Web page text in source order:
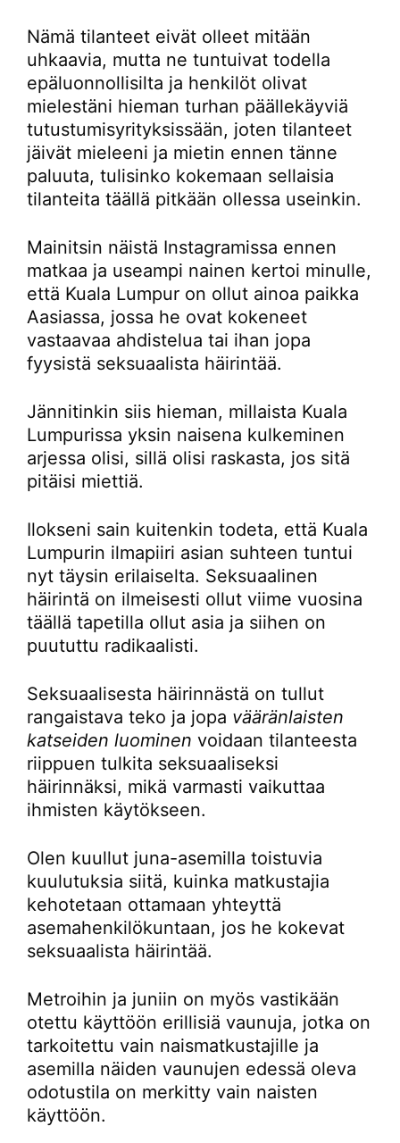
Nämä tilanteet eivät olleet mitään
uhkaavia, mutta ne tuntuivat todella
epäluonnollisilta ja henkilöt olivat
mielestäni hieman turhan päällekäyviä
tutustumisyrityksissään, joten tilanteet
jäivät mieleeni ja mietin ennen tänne
paluuta, tulisinko kokemaan sellaisia
tilanteita täällä pitkään ollessa useinkin.
Mainitsin näistä Instagramissa ennen
matkaa ja useampi nainen kertoi minulle,
että Kuala Lumpur on ollut ainoa paikka
Aasiassa, jossa he ovat kokeneet
vastaavaa ahdistelua tai ihan jopa
fyysistä seksuaalista häirintää.
Jännitinkin siis hieman, millaista Kuala
Lumpurissa yksin naisena kulkeminen
arjessa olisi, sillä olisi raskasta, jos sitä
pitäisi miettiä.
Ilokseni sain kuitenkin todeta, että Kuala
Lumpurin ilmapiiri asian suhteen tuntui
nyt täysin erilaiselta. Seksuaalinen
häirintä on ilmeisesti ollut viime vuosina
täällä tapetilla ollut asia ja siihen on
puututtu radikaalisti.
Seksuaalisesta häirinnästä on tullut
rangaistava teko ja jopa vääränlaisten
katseiden luominen voidaan tilanteesta
riippuen tulkita seksuaaliseksi
häirinnäksi, mikä varmasti vaikuttaa
ihmisten käytökseen.
Olen kuullut juna-asemilla toistuvia
kuulutuksia siitä, kuinka matkustajia
kehotetaan ottamaan yhteyttä
asemahenkilökuntaan, jos he kokevat
seksuaalista häirintää.
Metroihin ja juniin on myös vastikään
otettu käyttöön erillisiä vaunuja, jotka on
tarkoitettu vain naismatkustajille ja
asemilla näiden vaunujen edessä oleva
odotustila on merkitty vain naisten
käyttöön.